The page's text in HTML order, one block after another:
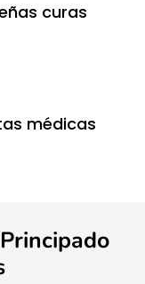
curas
médicas